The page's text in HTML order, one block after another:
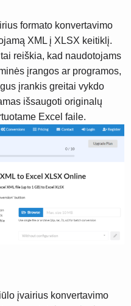
formato konvertavimo
XML į XLSX keitiklį.
reiškia, kad naudotojams
įrangos ar programos,
įrankis greitai vykdo
išsaugoti originalų
Excel faile.
įvairius konvertavimo